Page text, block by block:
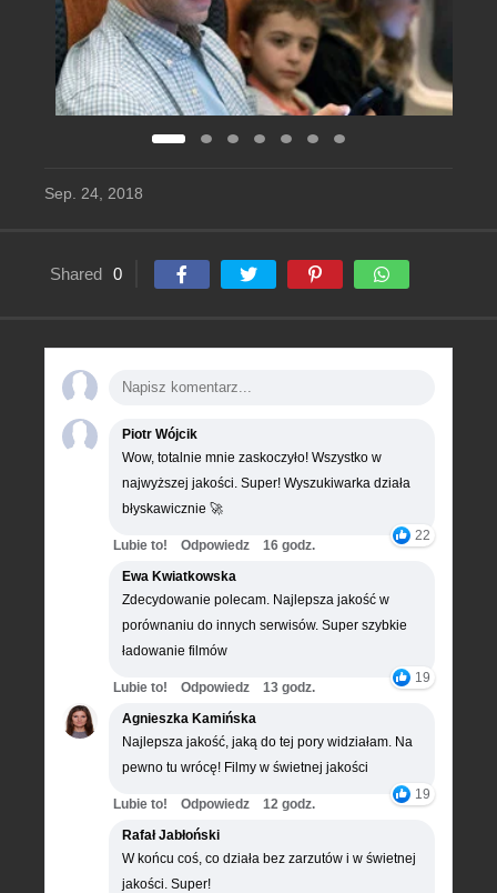
Sep. 24, 2018
Shared 0
Piotr Wójcik
Wow, totalnie mnie zaskoczyło! Wszystko w
najwyższej jakości. Super! Wyszukiwarka działa
błyskawicznie 🚀
22
Lubie to! Odpowiedz
16 godz.
Ewa Kwiatkowska
Zdecydowanie polecam. Najlepsza jakość w
porównaniu do innych serwisów. Super szybkie
ładowanie filmów
19
Lubie to! Odpowiedz
13 godz.
Agnieszka Kamińska
Najlepsza jakość, jaką do tej pory widziałam. Na
pewno tu wrócę! Filmy w świetnej jakości
19
Lubie to! Odpowiedz
12 godz.
Rafał Jabłoński
W końcu coś, co działa bez zarzutów i w świetnej
jakości. Super!